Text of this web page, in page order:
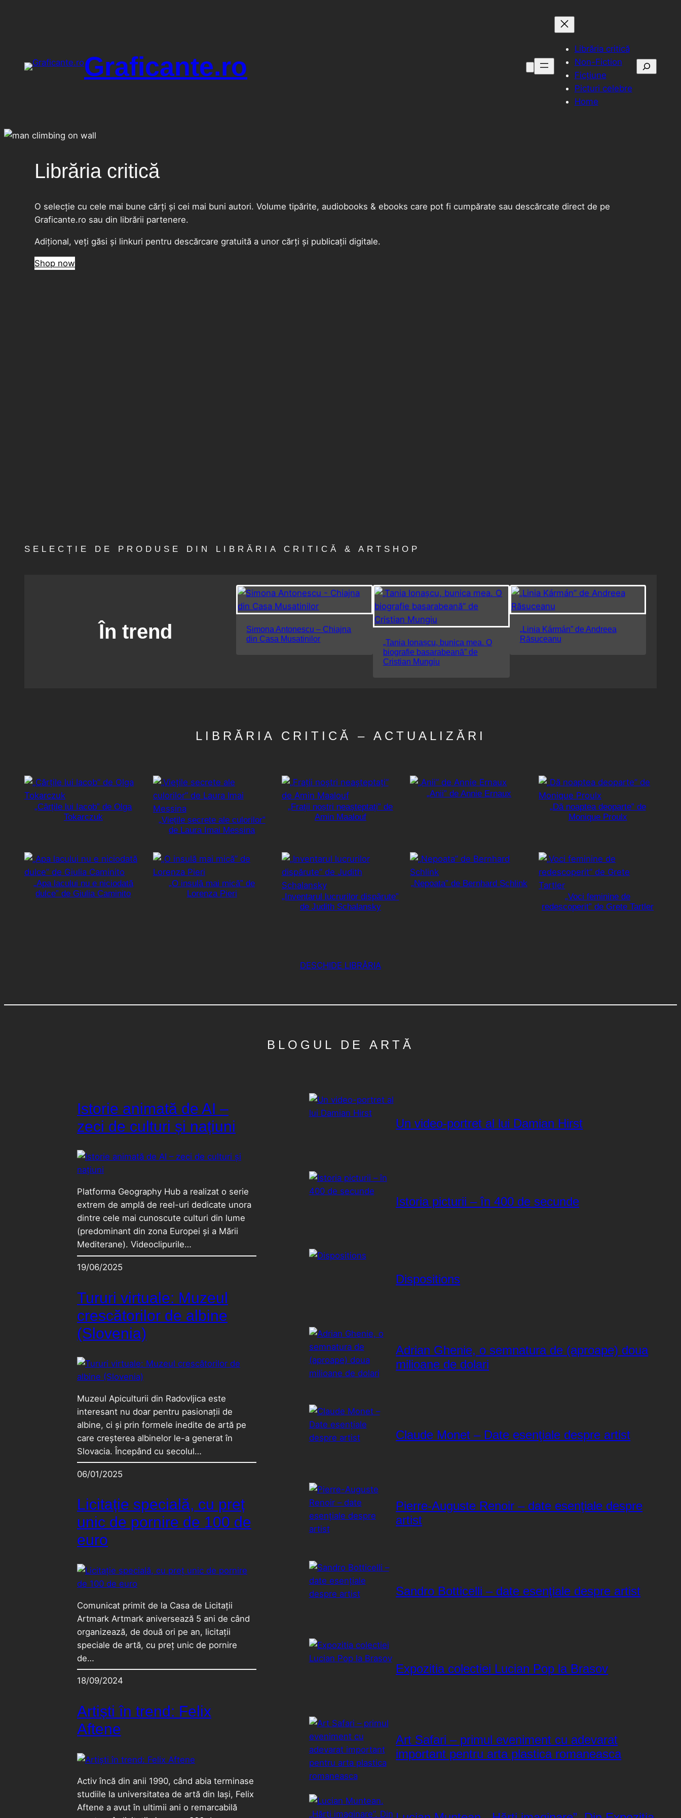
Graficante.ro
Librăria critică
Non-Fiction
Ficțiune
Picturi celebre
Home
Caută
Librăria critică
O selecție cu cele mai bune cărți și cei mai buni autori. Volume tipărite, audiobooks & ebooks care pot fi cumpărate sau descărcate direct de pe
Graficante.ro sau din librării partenere.
Adițional, veți găsi și linkuri pentru descărcare gratuită a unor cărți și publicații digitale.
Shop now
SELECȚIE DE PRODUSE DIN LIBRĂRIA CRITICĂ & ARTSHOP
În trend
Simona Antonescu – Chiajna
din Casa Musatinilor
„Tania Ionașcu, bunica mea. O
biografie basarabeană” de
Cristian Mungiu
„Linia Kármán” de Andreea
Răsuceanu
LIBRĂRIA CRITICĂ – ACTUALIZĂRI
„Cărțile lui Iacob” de Olga
Tokarczuk
„Viețile secrete ale culorilor”
de Laura Imai Messina
„Frații noștri neașteptați” de
Amin Maalouf
„Anii” de Annie Ernaux
„Dă noaptea deoparte” de
Monique Proulx
„Apa lacului nu e niciodată
dulce” de Giulia Caminito
„O insulă mai mică” de
Lorenza Pieri
„Inventarul lucrurilor dispărute”
de Judith Schalansky
„Nepoata” de Bernhard Schlink
„Voci feminine de
redescoperit” de Grete Tartler
DESCHIDE LIBRĂRIA
BLOGUL DE ARTĂ
Istorie animată de AI –
zeci de culturi și națiuni
Platforma Geography Hub a realizat o serie
extrem de amplă de reel-uri dedicate unora
dintre cele mai cunoscute culturi din lume
(predominant din zona Europei și a Mării
Mediterane). Videoclipurile…
19/06/2025
Tururi virtuale: Muzeul
crescătorilor de albine
(Slovenia)
Muzeul Apiculturii din Radovljica este
interesant nu doar pentru pasionații de
albine, ci și prin formele inedite de artă pe
care creșterea albinelor le-a generat în
Slovacia. Începând cu secolul…
06/01/2025
Licitație specială, cu preț
unic de pornire de 100 de
euro
Comunicat primit de la Casa de Licitații
Artmark Artmark aniversează 5 ani de când
organizează, de două ori pe an, licitații
speciale de artă, cu preț unic de pornire
de…
18/09/2024
Artiști în trend: Felix
Aftene
Activ încă din anii 1990, când abia terminase
studiile la universitatea de artă din Iași, Felix
Aftene a avut în ultimii ani o remarcabilă
Un video-portret al lui Damian Hirst
Istoria picturii – în 400 de secunde
Dispositions
Adrian Ghenie, o semnatura de (aproape) doua
milioane de dolari
Claude Monet – Date esenţiale despre artist
Pierre-Auguste Renoir – date esenţiale despre
artist
Sandro Botticelli – date esenţiale despre artist
Expozitia colectiei Lucian Pop la Brasov
Art Safari – primul eveniment cu adevarat
important pentru arta plastica romaneasca